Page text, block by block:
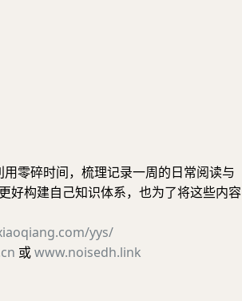
零碎时间，梳理记录一周的日常阅读与
好构建自己知识体系，也为了将这些内容
yys/
或www.noisedh.link